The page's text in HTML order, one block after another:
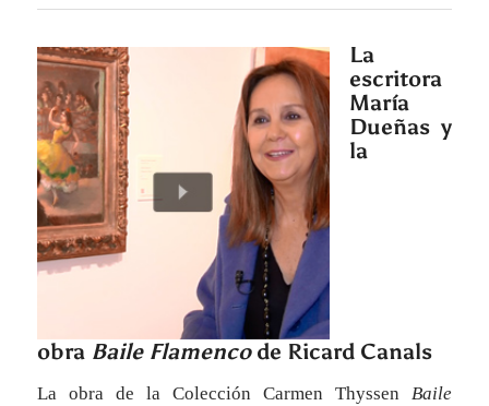
La
escritora
María
Dueñas y
la
obra Baile Flamencode Ricard Canals
La obra de la Colección Carmen ThyssenBaile